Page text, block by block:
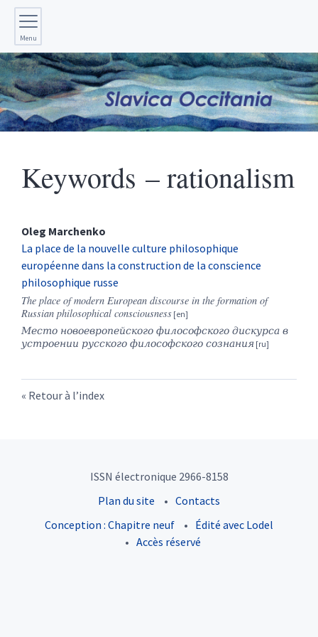
Menu
Keywords – rationalism
Oleg Marchenko
La place de la nouvelle culture philosophique
européenne dans la construction de la conscience
philosophique russe
The place of modern European discourse in the formation of
Russian philosophical consciousness
Место новоевропейского философского дискурса в
устроении русского философского сознания
Retour à l’index
ISSN électronique 2966-8158
Plan du site
Contacts
Conception : Chapitre neuf
Édité avec Lodel
Accès réservé